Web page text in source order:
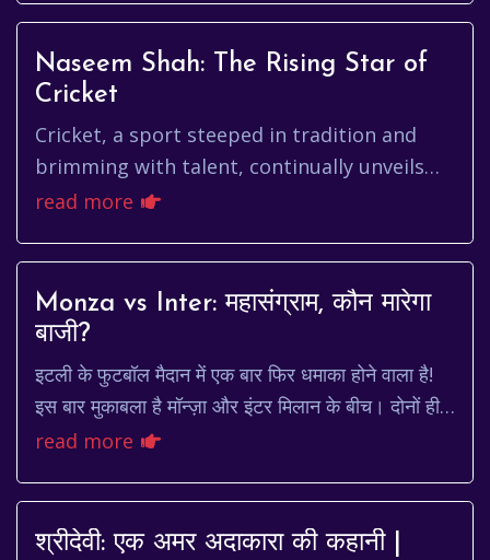
Naseem Shah: The Rising Star of
Cricket
Cricket, a sport steeped in tradition and
brimming with talent, continually unveils
new stars who capture the imagination of
read more
Monza vs Inter: महासंग्राम, कौन मारेगा
बाजी?
इटली के फुटबॉल मैदान में एक बार फिर धमाका होने वाला है!
इस बार मुकाबला है मॉन्ज़ा और इंटर मिलान के बीच। दोनों ही
टीमें अपनी-अपनी जगह मजबूत हैं, और यह ...
read more
श्रीदेवी: एक अमर अदाकारा की कहानी |